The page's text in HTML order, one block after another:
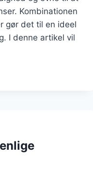
Kombinationen
gør det til en ideel
I denne artikel vil